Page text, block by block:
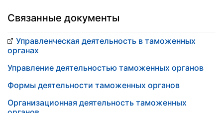
Связанные документы
Управленческая деятельность в таможенных
органах
Управление деятельностью таможенных органов
Формы деятельности таможенных органов
Организационная деятельность таможенных